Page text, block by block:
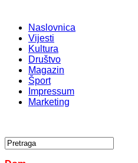
Naslovnica
Vijesti
Kultura
Društvo
Magazin
Šport
Impressum
Marketing